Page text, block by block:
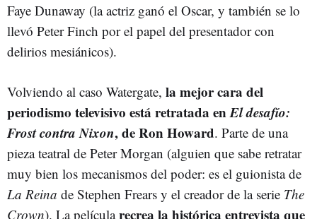
Faye Dunaway (la actriz ganó el Oscar, y también se lo
llevó Peter Finch por el papel del presentador con
delirios mesiánicos).
Volviendo al caso Watergate, la mejor cara del
periodismo televisivo está retratada enEl desafío:
Frost contra Nixon, de Ron Howard. Parte de una
pieza teatral de Peter Morgan (alguien que sabe retratar
muy bien los mecanismos del poder: es el guionista de
La Reina de Stephen Frears y el creador de la serie The
Crown). La películarecrea la histórica entrevista que